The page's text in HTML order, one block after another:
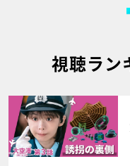
視聴ラン